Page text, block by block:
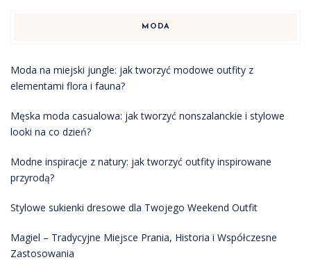
MODA
Moda na miejski jungle: jak tworzyć modowe outfity z
elementami flora i fauna?
Męska moda casualowa: jak tworzyć nonszalanckie i stylowe
looki na co dzień?
Modne inspiracje z natury: jak tworzyć outfity inspirowane
przyrodą?
Stylowe sukienki dresowe dla Twojego Weekend Outfit
Magiel – Tradycyjne Miejsce Prania, Historia i Współczesne
Zastosowania